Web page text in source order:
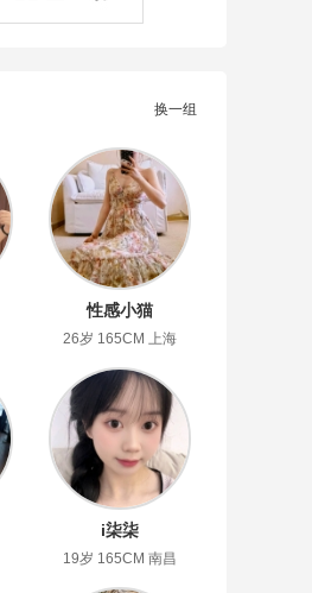
换一组
性感小猫
26岁 165CM 上海
i柒柒
19岁 165CM 南昌